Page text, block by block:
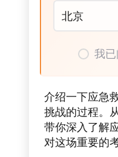
北京
我
介绍一下应急
挑战的过程。
带你深入了解
对这场重要的考